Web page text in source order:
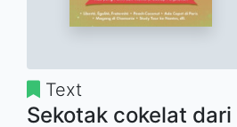
Text
Sekotak cokelat